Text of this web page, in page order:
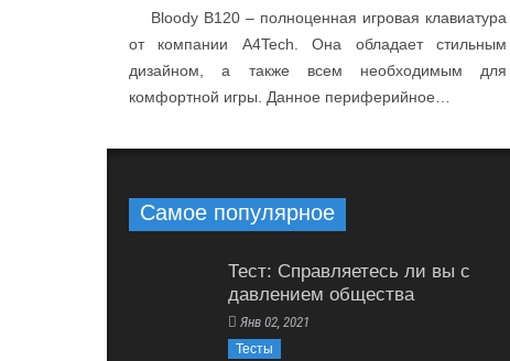
Bloody B120 – полноценная игровая клавиатура
от компании A4Tech. Она обладает стильным
дизайном, а также всем необходимым для
комфортной игры. Данное периферийное…
Самое популярное
Тест: Справляетесь ли вы с
давлением общества
Янв 02, 2021
Тесты